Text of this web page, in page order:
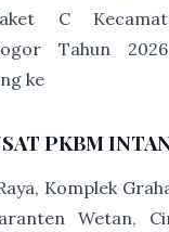
C
Tahun
ke
PKBM
Komplek
Wetan,